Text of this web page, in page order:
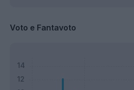
Voto e Fantavoto